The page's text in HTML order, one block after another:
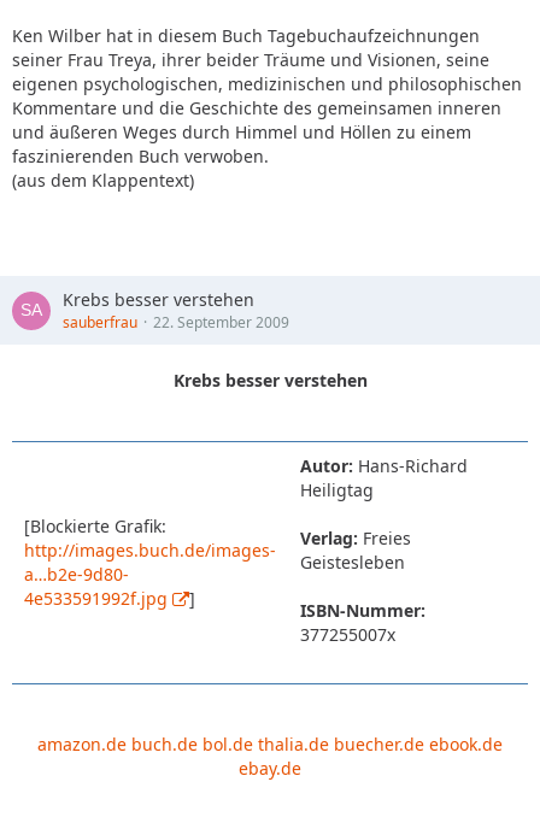
Ken Wilber hat in diesem Buch Tagebuchaufzeichnungen
seiner Frau Treya, ihrer beider Träume und Visionen, seine
eigenen psychologischen, medizinischen und philosophischen
Kommentare und die Geschichte des gemeinsamen inneren
und äußeren Weges durch Himmel und Höllen zu einem
faszinierenden Buch verwoben.
(aus dem Klappentext)
Krebs besser verstehen
sauberfrau 22. September 2009
Krebs besser verstehen
[Blockierte Grafik:
http://images.buch.de/images-
a…b2e-9d80-
4e533591992f.jpg
]
Autor: Hans-Richard
Heiligtag
Verlag: Freies
Geistesleben
ISBN-Nummer:
377255007x
amazon.de buch.de bol.de thalia.de buecher.de ebook.de
ebay.de